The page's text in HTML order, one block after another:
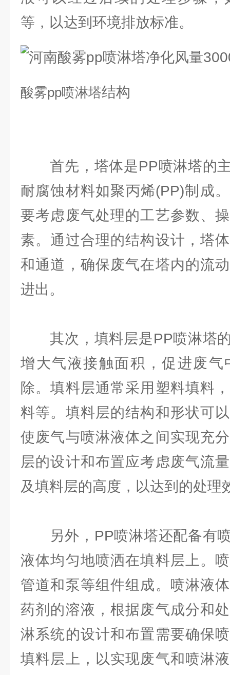
等，以达到环境排放标准。
酸雾pp喷淋塔结构
首先，塔体是PP喷淋塔的主
耐腐蚀材料如聚丙烯(PP)制成
要考虑废气处理的工艺参数、
素。通过合理的结构设计，塔
和通道，确保废气在塔内的流
进出。
其次，填料层是PP喷淋塔的
增大气液接触面积，促进废气
除。填料层通常采用塑料填料
料等。填料层的结构和形状可
使废气与喷淋液体之间实现充
层的设计和布置应考虑废气流
及填料层的高度，以达到的处理
另外，PP喷淋塔还配备有喷
液体均匀地喷洒在填料层上。
管道和泵等组件组成。喷淋液
药剂的溶液，根据废气成分和
淋系统的设计和布置需要确保
填料层上，以实现废气和喷淋